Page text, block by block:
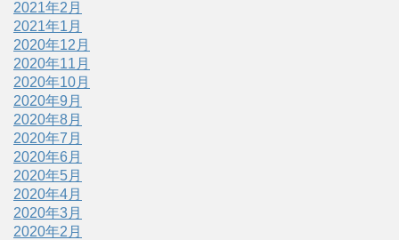
2021年2月
2021年1月
2020年12月
2020年11月
2020年10月
2020年9月
2020年8月
2020年7月
2020年6月
2020年5月
2020年4月
2020年3月
2020年2月